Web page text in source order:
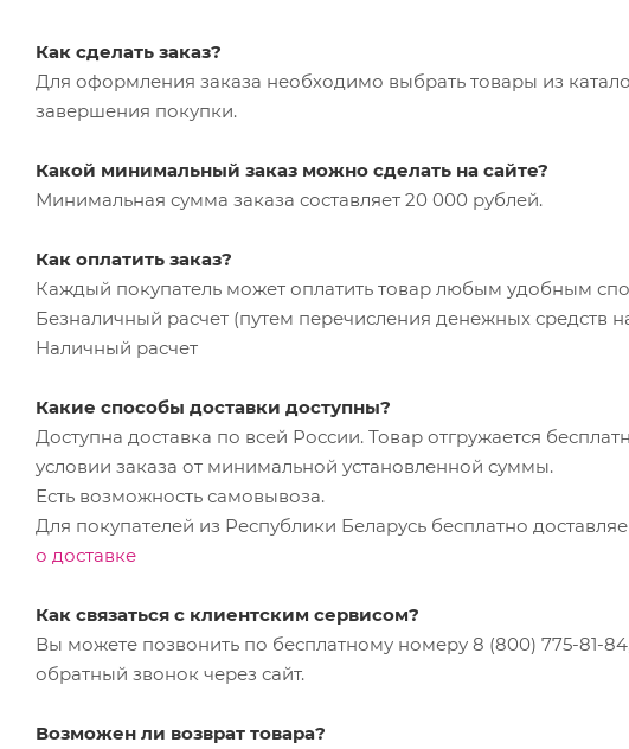
Как сделать заказ?
Для оформления заказа необходимо выбрать товары из
завершения покупки.
Какой минимальный заказ можно сделать на сайте?
Минимальная сумма заказа составляет 20 000 рублей.
Как оплатить заказ?
Каждый покупатель может оплатить товар любым удобным
Безналичный расчет (путем перечисления денежных средств
Наличный расчет
Какие способы доставки доступны?
Доступна доставка по всей России. Товар отгружается
условии заказа от минимальной установленной суммы.
Есть возможность самовывоза.
Для покупателей из Республики Беларусь бесплатно
о доставке
Как связаться с клиентским сервисом?
Вы можете позвонить по бесплатному номеру 8 (800) 775-81-
обратный звонок через сайт.
Возможен ли возврат товара?